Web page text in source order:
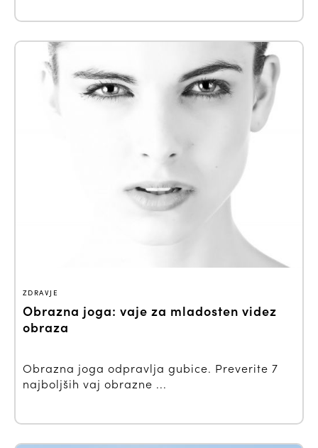
ZDRAVJE
Obrazna joga: vaje za mladosten videz
obraza
Obrazna joga odpravlja gubice. Preverite 7
najboljših vaj obrazne ...